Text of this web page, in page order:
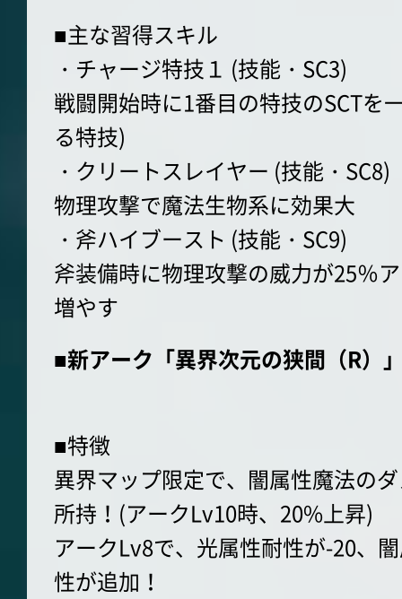
■主な習得スキル
・チャージ特技１ (技能・SC3)
戦闘開始時に1番目の特技のSCTを
る特技)
・クリートスレイヤー (技能・SC8)
物理攻撃で魔法生物系に効果大
・斧ハイブースト (技能・SC9)
斧装備時に物理攻撃の威力が25％
増やす
■新アーク「異界次元の狭間（R）
■特徴
異界マップ限定で、闇属性魔法の
所持！(アークLv10時、20%上昇)
アークLv8で、光属性耐性が-20、
性が追加！